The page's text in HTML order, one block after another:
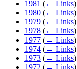
1981 (← Links)
1980 (← Links)
1979 (← Links)
1978 (← Links)
1977 (← Links)
1974 (← Links)
1973 (← Links)